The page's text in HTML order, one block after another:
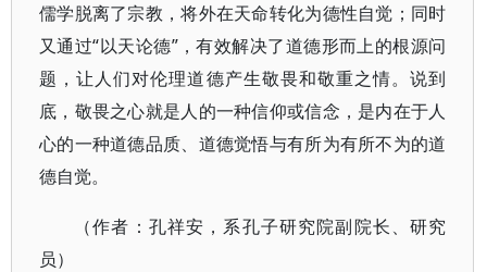
儒学脱离了宗教，将外在天命转化为德性自觉；同时
又通过“以天论德”，有效解决了道德形而上的根源问
题，让人们对伦理道德产生敬畏和敬重之情。说到
底，敬畏之心就是人的一种信仰或信念，是内在于人
心的一种道德品质、道德觉悟与有所为有所不为的道
德自觉。
（作者：孔祥安，系孔子研究院副院长、研究
员）